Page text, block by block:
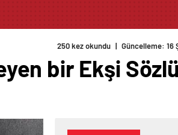
bir Ekşi